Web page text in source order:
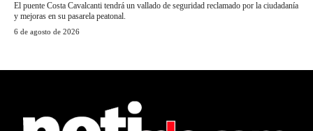
El puente Costa Cavalcanti tendrá un vallado de seguridad reclamado por la ciudadanía
y mejoras en su pasarela peatonal.
6 de agosto de 2026